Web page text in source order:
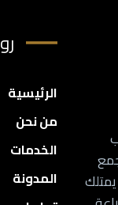
الرئيسية
من نحن
الخدمات
المدونة